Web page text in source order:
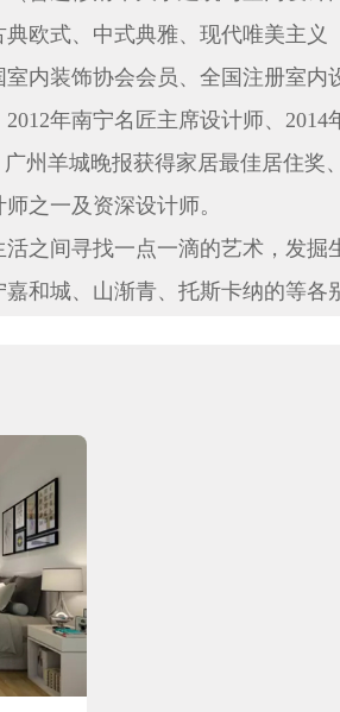
欧式、中式典雅、现代唯美主义
内装饰协会会员、全国注册室内
年南宁名匠主席设计师、
广州羊城晚报获得家居最佳居住
之一及资深设计师。
之间寻找一点一滴的艺术，发掘
和城、山渐青、托斯卡纳的等